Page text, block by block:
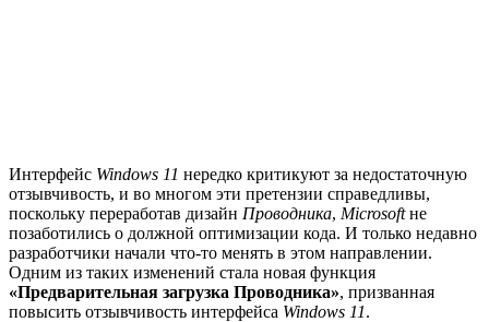
Интерфейс Windows 11 нередко критикуют за недостаточную
отзывчивость, и во многом эти претензии справедливы,
поскольку переработав дизайн Проводника, Microsoftне
позаботились о должной оптимизации кода. И только недавно
разработчики начали что-то менять в этом направлении.
Одним из таких изменений стала новая функция
«Предварительная загрузка Проводника», призванная
повысить отзывчивость интерфейса Windows 11.